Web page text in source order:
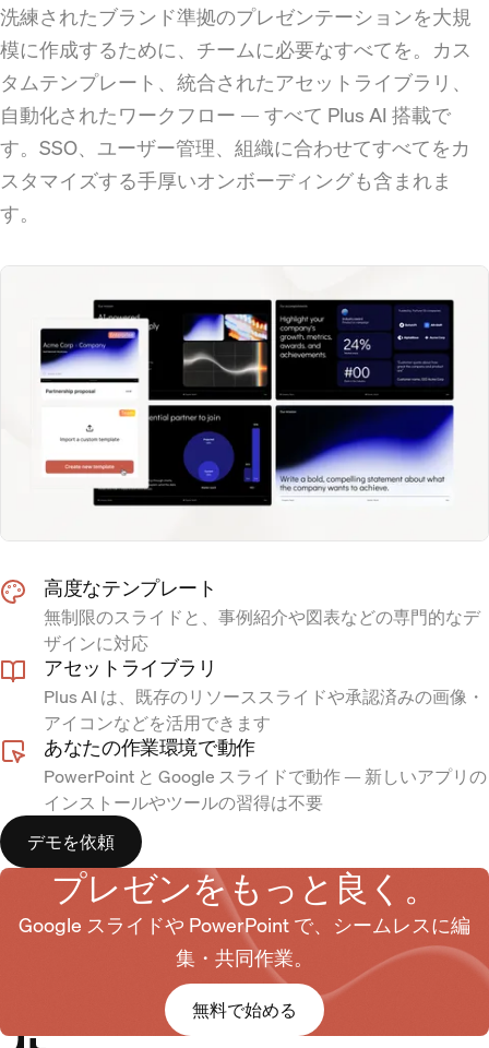
洗練されたブランド準拠のプレゼンテーションを大規
模に作成するために、チームに必要なすべてを。カス
タムテンプレート、統合されたアセットライブラリ、
自動化されたワークフロー — すべて Plus AI 搭載で
す。SSO、ユーザー管理、組織に合わせてすべてをカ
スタマイズする手厚いオンボーディングも含まれま
す。
高度なテンプレート
無制限のスライドと、事例紹介や図表などの専門的なデ
ザインに対応
アセットライブラリ
Plus AI は、既存のリソーススライドや承認済みの画像・
アイコンなどを活用できます
あなたの作業環境で動作
PowerPoint と Google スライドで動作 — 新しいアプリの
インストールやツールの習得は不要
デモを依頼
プレゼンをもっと良く。
Google スライドや PowerPoint で、シームレスに編
集・共同作業。
無料で始める